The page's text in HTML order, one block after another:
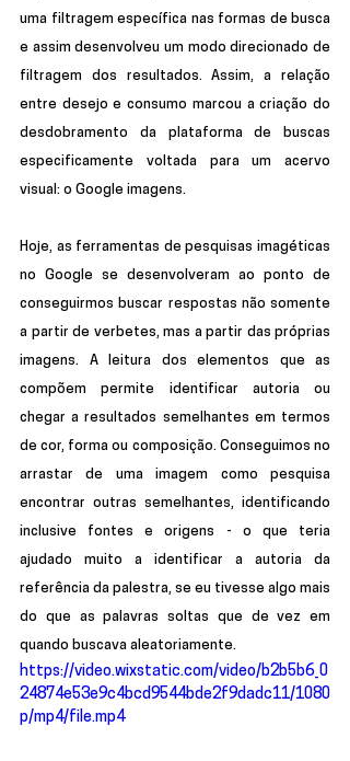
uma filtragem específica nas formas de busca
e assim desenvolveu um modo direcionado de
filtragem dos resultados. Assim, a relação
entre desejo e consumo marcou a criação do
desdobramento da plataforma de buscas
especificamente voltada para um acervo
visual: o Google imagens.
Hoje, as ferramentas de pesquisas imagéticas
no Google se desenvolveram ao ponto de
conseguirmos buscar respostas não somente
a partir de verbetes, mas a partir das próprias
imagens. A leitura dos elementos que as
compõem permite identificar autoria ou
chegar a resultados semelhantes em termos
de cor, forma ou composição. Conseguimos no
arrastar de uma imagem como pesquisa
encontrar outras semelhantes, identificando
inclusive fontes e origens - o que teria
ajudado muito a identificar a autoria da
referência da palestra, se eu tivesse algo mais
do que as palavras soltas que de vez em
quando buscava aleatoriamente.
https://video.wixstatic.com/video/b2b5b6_0
24874e53e9c4bcd9544bde2f9dadc11/1080
p/mp4/file.mp4